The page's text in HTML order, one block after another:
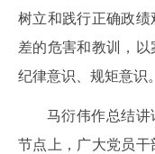
树立和践行正确政
差的危害和教训，
纪律意识、规矩意识。
马衍伟作总结讲
节点上， 广大党员干